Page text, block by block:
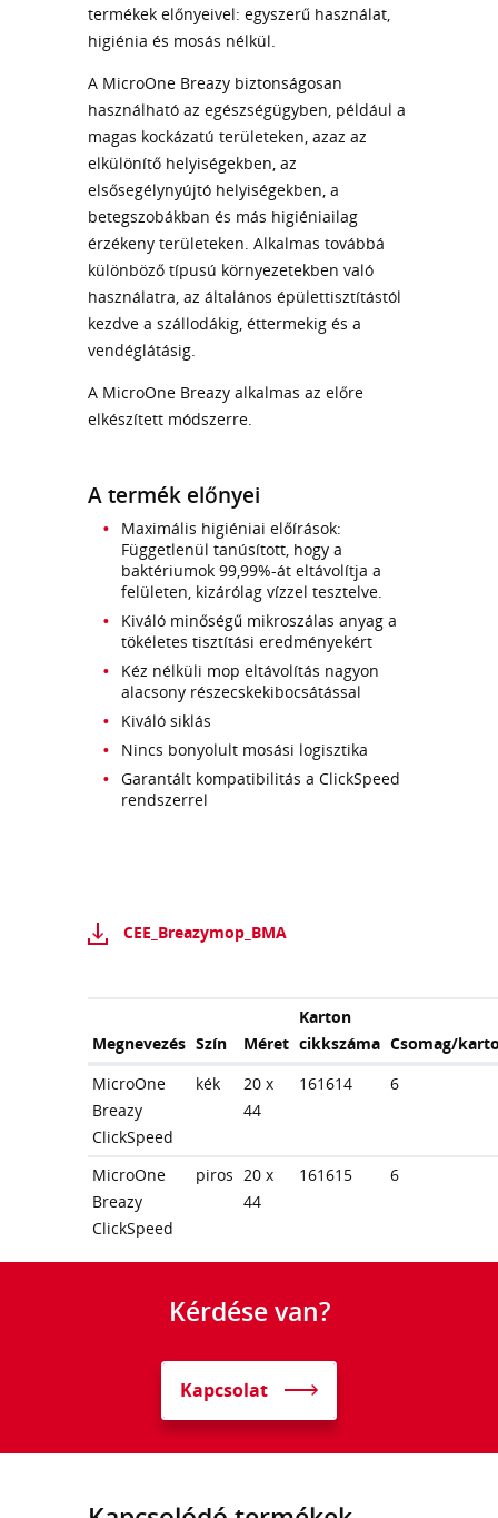
termékek előnyeivel: egyszerű használat,
higiénia és mosás nélkül.
A MicroOne Breazy biztonságosan
használható az egészségügyben, például a
magas kockázatú területeken, azaz az
elkülönítő helyiségekben, az
elsősegélynyújtó helyiségekben, a
betegszobákban és más higiéniailag
érzékeny területeken. Alkalmas továbbá
különböző típusú környezetekben való
használatra, az általános épülettisztítástól
kezdve a szállodákig, éttermekig és a
vendéglátásig.
A MicroOne Breazy alkalmas az előre
elkészített módszerre.
A termék előnyei
Maximális higiéniai előírások:
Függetlenül tanúsított, hogy a
baktériumok 99,99%-át eltávolítja a
felületen, kizárólag vízzel tesztelve.
Kiváló minőségű mikroszálas anyag a
tökéletes tisztítási eredményekért
Kéz nélküli mop eltávolítás nagyon
alacsony részecskekibocsátással
Kiváló siklás
Nincs bonyolult mosási logisztika
Garantált kompatibilitás a ClickSpeed
rendszerrel
CEE_Breazymop_BMA
Megnevezés Szín Méret
Karton
cikkszáma Csomag/
MicroOne
Breazy
ClickSpeed
kék
20 x
44
161614 6
MicroOne
Breazy
ClickSpeed
piros 20 x
44
161615 6
Kérdése van?
Kapcsolat